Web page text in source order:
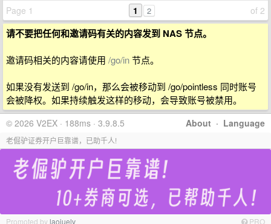
Page 1 of 2
1 2
请不要把任何和邀请码有关的内容发到 NAS 节点。
邀请码相关的内容请使用 /go/in节点。
如果没有发送到 /go/in，那么会被移动到 /go/pointless 同时账号
会被降权。如果持续触发这样的移动，会导致账号被禁用。
About · Language
© 2026 V2EX · 188ms · 3.9.8.5
老倔驴证券开户巨靠谱，已助千人!
Promoted bylaojuelv PRO